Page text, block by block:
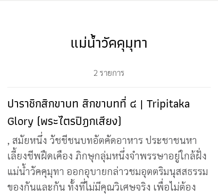
แม่น้ำวัคคุมุทา
2 รายการ
ปาราชิกสิกขาบท สิกขาบทที่ ๔ | Tripitaka
Glory (พระไตรปิฎกเสียง)
, สมัยหนึ่ง วัชชีชนบทอัตคัดอาหาร ประชาชนหา
เลี้ยงชีพฝืดเคือง ภิกษุกลุ่มหนึ่งจำพรรษาอยู่ใกล้ฝั่ง
แม่น้ำวัคคุมุทา ออกอุบายกล่าวชมอุตตริมนุสสธรรม
ของกันและกัน ทั้งที่ไม่มีคุณวิเศษจริง เพื่อไม่ต้อง